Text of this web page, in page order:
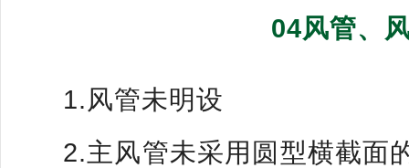
04风管、
1.风管未明设
2.主风管未采用圆型横截面